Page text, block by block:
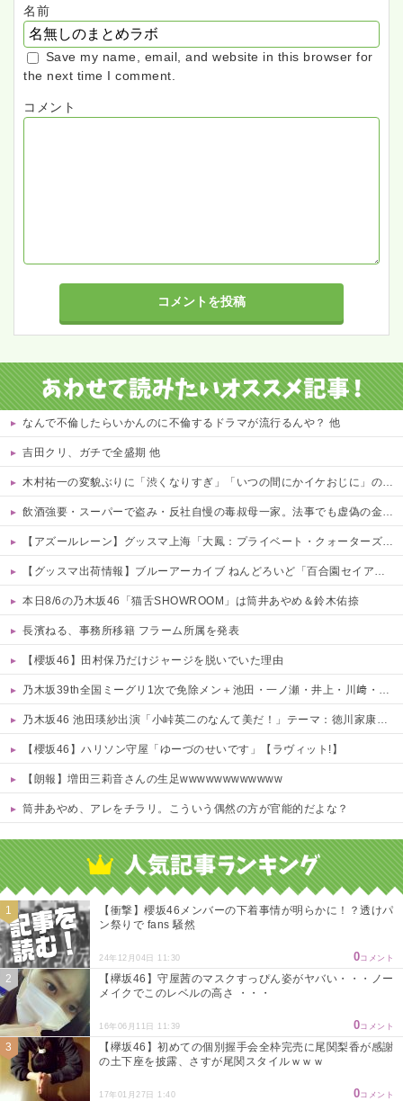
名前
Save my name, email, and website in this browser for
the next time I comment.
コメント
なんで不倫したらいかんのに不倫するドラマが流行るんや？ 他
吉田クリ、ガチで全盛期 他
木村祐一の変貌ぶりに「渋くなりすぎ」「いつの間にかイケおじに」の声 他
飲酒強要・スーパーで盗み・反社自慢の毒叔母一家。法事でも虚偽の金銭要求と暴力で脅されトラウマに…祖母の死をきっかけに恐怖の親戚と「永久絶縁」を決意←自分の身の安全を最優先にして大正解
【アズールレーン】グッスマ上海「大鳳：プライベート・クォーターズVer.」フィギュア【原型公開】
【グッスマ出荷情報】ブルーアーカイブ ねんどろいど「百合園セイア」「竜華キサキ」「早瀬ユウカ(再販)」ほか【発売日決定】
本日8/6の乃木坂46「猫舌SHOWROOM」は筒井あやめ＆鈴木佑捺
長濱ねる、事務所移籍 フラーム所属を発表
【櫻坂46】田村保乃だけジャージを脱いでいた理由
乃木坂39th全国ミーグリ1次で免除メン＋池田・一ノ瀬・井上・川﨑・菅原・中西が全完売
乃木坂46 池田瑛紗出演「小峠英二のなんて美だ！」テーマ：徳川家康【2025.8.5 24:00〜 TOKYO MX】
【櫻坂46】ハリソン守屋「ゆーづのせいです」【ラヴィット!】
【朗報】増田三莉音さんの生足wwwwwwwwwwww
筒井あやめ、アレをチラリ。こういう偶然の方が官能的だよな？
【衝撃】櫻坂46メンバーの下着事情が明らかに！？透けパ
ン祭りで fans 騒然
24年12月04日 11:30 0コメント
【欅坂46】守屋茜のマスクすっぴん姿がヤバい・・・ノー
メイクでこのレベルの高さ ・・・
16年06月11日 11:39 0コメント
【欅坂46】初めての個別握手会全枠完売に尾関梨香が感謝
の土下座を披露、さすが尾関スタイルｗｗｗ
17年01月27日 1:40 0コメント